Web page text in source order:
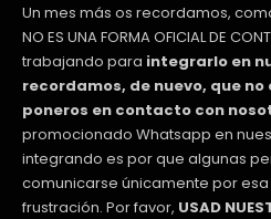
Un mes más os recordamos,
NO ES UNA FORMA OFICIAL DE
trabajando para integrarlo en
recordamos, de nuevo, que
poneros en contacto con
promocionado Whatsapp en
integrando es por que algunas
comunicarse únicamente por
frustración. Por favor, USAD